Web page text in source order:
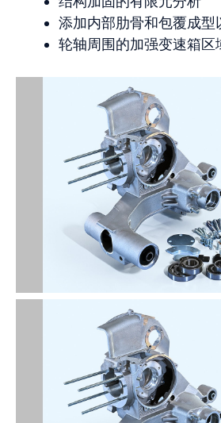
添加内部肋骨和包覆成型
轮轴周围的加强变速箱区